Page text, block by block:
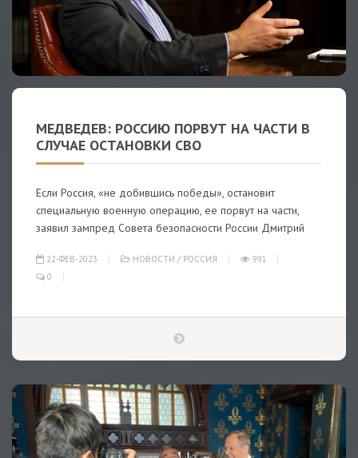
МЕДВЕДЕВ: РОССИЮ ПОРВУТ НА ЧАСТИ В
СЛУЧАЕ ОСТАНОВКИ СВО
Если Россия, «не добившись победы», остановит
специальную военную операцию, ее порвут на части,
заявил зампред Совета безопасности России Дмитрий
22-ФЕВ-2023 НОВОСТИ / РОССИЯ
991
0